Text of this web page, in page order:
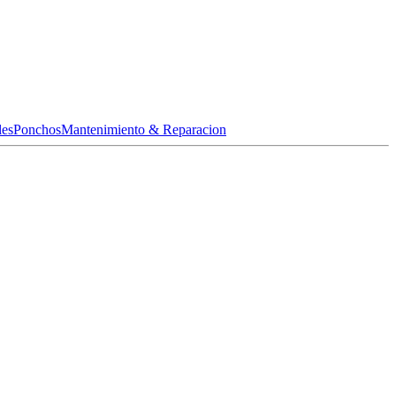
PonchosMantenimiento & Reparacion